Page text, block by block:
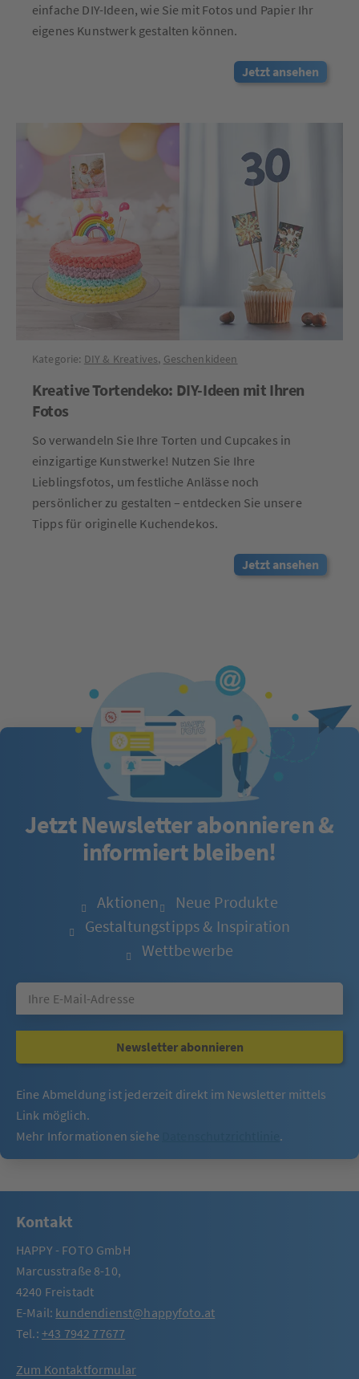
einfache DIY-Ideen, wie Sie mit Fotos und Papier Ihr
eigenes Kunstwerk gestalten können.
Jetzt ansehen
Kategorie: DIY & Kreatives, Geschenkideen
Kreative Tortendeko: DIY-Ideen mit Ihren
Fotos
So verwandeln Sie Ihre Torten und Cupcakes in
einzigartige Kunstwerke! Nutzen Sie Ihre
Lieblingsfotos, um festliche Anlässe noch
persönlicher zu gestalten – entdecken Sie unsere
Tipps für originelle Kuchendekos.
Jetzt ansehen
Jetzt Newsletter abonnieren &
informiert bleiben!
Aktionen
Neue Produkte
Gestaltungstipps & Inspiration
Wettbewerbe
Newsletter abonnieren
Eine Abmeldung ist jederzeit direkt im Newsletter mittels
Link möglich.
Mehr Informationen siehe
.
Kontakt
HAPPY - FOTO GmbH
Marcusstraße 8-10,
4240 Freistadt
E-Mail: kundendienst@happyfoto.at
Tel.: +43 7942 77677
Zum Kontaktformular